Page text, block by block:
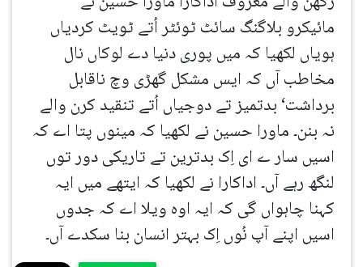
مائیکرو بلاگنگ سائٹ ٹوئٹر اُتے ٹویٹ کردیاں
ہویاں لکھیا کہ میں پوری دنیا دے لوکاں نال
مخاطب آں کہ ایس مشکل گھڑی وچ ناقابل
برداشت‘ بدتمیز تے دوجیاں اُتے تنقید کرن والے
نہ بنن۔ ماورا حسین نے لکھیا کہ مینوں پتا اے کہ
اسیں سار ے ای اِک بدترین تے تاریکی دور توں
لنگھ رہے آں۔ اداکارا نے لکھیا کہ ایتھے میں ایہ
کہنا چاہواں گی کہ ایہ اوہ ویلا اے کہ جدوں
اسیں اپنے آپ نُوں اِک بہتر انسان بنا سکدے آں۔